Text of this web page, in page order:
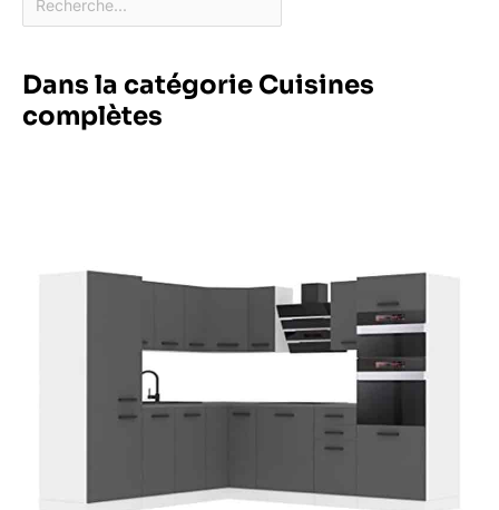
Dans la catégorie Cuisines
complètes